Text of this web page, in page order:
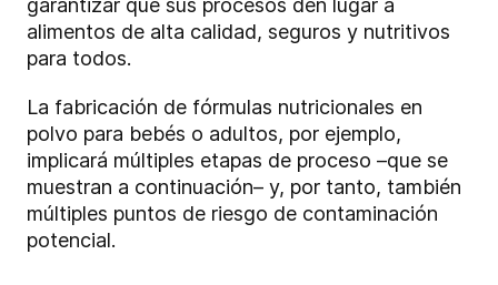
garantizar que sus procesos den lugar a
alimentos de alta calidad, seguros y nutritivos
para todos.
La fabricación de fórmulas nutricionales en
polvo para bebés o adultos, por ejemplo,
implicará múltiples etapas de proceso –que se
muestran a continuación– y, por tanto, también
múltiples puntos de riesgo de contaminación
potencial.